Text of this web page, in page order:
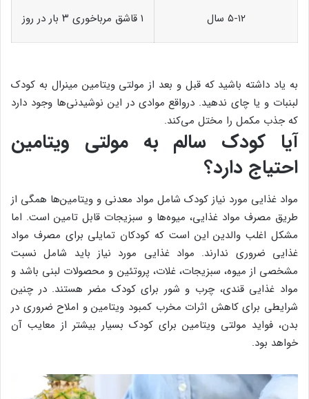
۵-۱۲ سال ۱ قاشق مرباخوری ۳ بار در روز
به یاد داشته باشید که قبل و بعد از مولتی ویتامین مینرال به کودک
لبنبات و یا چای ندهید. درواقع موادی در این نوشیدنی‌ها وجود دارد
که جذب مکمل را مختل می‌کند.
آیا کودک سالم به مولتی ویتامین
احتیاج دارد؟
مواد غذایی مورد نیاز کودک شامل مواد معدنی و ویتامین‌ها همگی از
طریق مصرف مواد غذایی، میوه‌ها و سبزیجات قابل تامین است. اما
مشکل اغلب والدین این است که کودکان تمایلی برای مصرف مواد
غذایی ضروری ندارند. مواد غذایی مورد نیاز باید شامل نسبت
مشخصی از میوه، سبزیجات، غلات، پروتئین و محصولات لبنی باشد و
مواد غذایی قندی، چرب و شور برای کودک مضر هستند. در چنین
شرایطی برای کاهش اثرات مخرب کمبود ویتامین و املاح ضروری در
بدن، فواید مولتی ویتامین برای کودک بسیار بیشتر از معایب آن
خواهد بود.